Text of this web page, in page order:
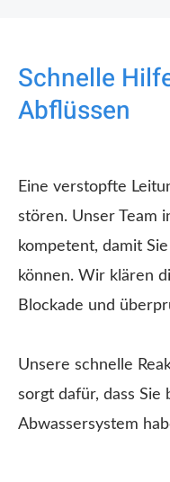
Schnelle
Abflüssen
Eine verstopfte
stören. Unser Team
kompetent, damit
können. Wir klären
Blockade und
Unsere schnelle
sorgt dafür, dass Sie
Abwassersystem